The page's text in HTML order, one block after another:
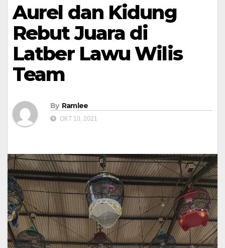
Aurel dan Kidung
Rebut Juara di
Latber Lawu Wilis
Team
By Ramlee
OKT 10, 2021